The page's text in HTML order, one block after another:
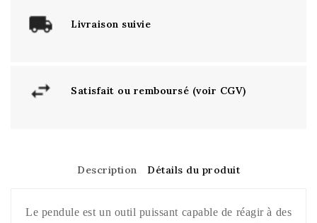
Livraison suivie
Satisfait ou remboursé (voir CGV)
Description Détails du produit
Le pendule est un outil puissant capable de réagir à des